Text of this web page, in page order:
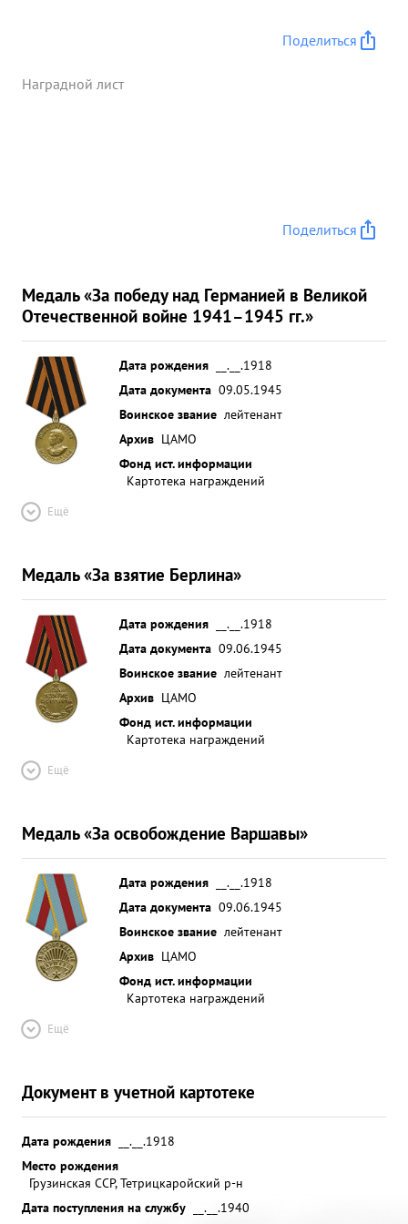
Поделиться
Наградной лист
Поделиться
Медаль «За победу над Германией в Великой
Отечественной войне 1941–1945 гг.»
Дата рождения
__.__.1918
Дата документа 09.05.1945
Воинское звание лейтенант
Архив ЦАМО
Фонд ист. информации
Картотека награждений
Ещё
Медаль «За взятие Берлина»
Дата рождения
__.__.1918
Дата документа 09.06.1945
Воинское звание лейтенант
Архив ЦАМО
Фонд ист. информации
Картотека награждений
Ещё
Медаль «За освобождение Варшавы»
Дата рождения
__.__.1918
Дата документа 09.06.1945
Воинское звание лейтенант
Архив ЦАМО
Фонд ист. информации
Картотека награждений
Ещё
Документ в учетной картотеке
Дата рождения
__.__.1918
Место рождения
Грузинская ССР, Тетрицкаройский р-н
Дата поступления на службу
__.__.1940